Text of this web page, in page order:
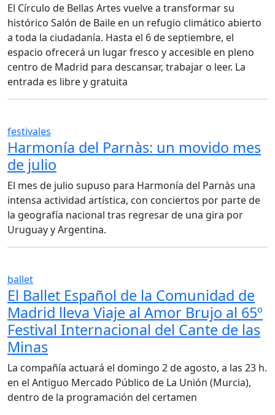
El Círculo de Bellas Artes vuelve a transformar su
histórico Salón de Baile en un refugio climático abierto
a toda la ciudadanía. Hasta el 6 de septiembre, el
espacio ofrecerá un lugar fresco y accesible en pleno
centro de Madrid para descansar, trabajar o leer. La
entrada es libre y gratuita
festivales
Harmonía del Parnàs: un movido mes
de julio
El mes de julio supuso para Harmonía del Parnàs una
intensa actividad artística, con conciertos por parte de
la geografía nacional tras regresar de una gira por
Uruguay y Argentina.
ballet
El Ballet Español de la Comunidad de
Madrid lleva Viaje al Amor Brujo al 65º
Festival Internacional del Cante de las
Minas
La compañía actuará el domingo 2 de agosto, a las 23 h.
en el Antiguo Mercado Público de La Unión (Murcia),
dentro de la programación del certamen